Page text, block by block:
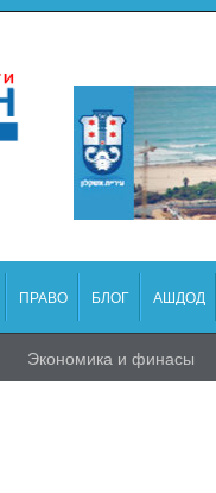
ПРАВО БЛОГ АШДОД
Экономика и финасы